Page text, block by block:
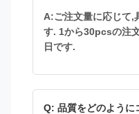
A:ご注文量に応じて,
す. 1から30pcsの注
日です.
Q: 品質をどのように